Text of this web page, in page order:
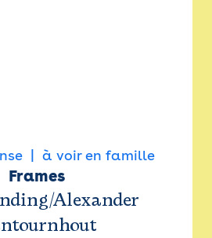
à voir en famille
Frames
Alexander